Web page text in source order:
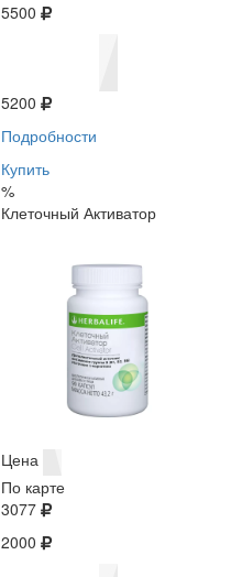
5500
5200
Подробности
Купить
%
Клеточный Активатор
Цена
По карте
3077
2000